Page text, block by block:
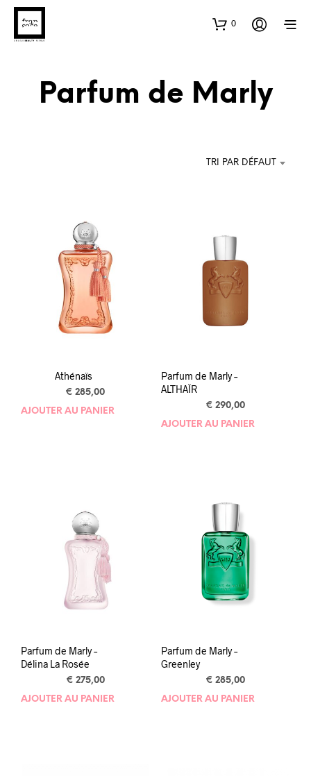
0
Parfum de Marly
TRI PAR DÉFAUT
Athénaïs
€ 285,00
AJOUTER AU PANIER
Parfum de Marly –
ALTHAÏR
€ 290,00
AJOUTER AU PANIER
Parfum de Marly –
Délina La Rosée
€ 275,00
AJOUTER AU PANIER
Parfum de Marly –
Greenley
€ 285,00
AJOUTER AU PANIER